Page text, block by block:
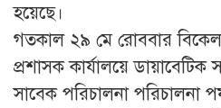
হয়েছে।
গতকাল ২৯ মে রোববার
প্রশাসক কার্যালয়ে
সাবেক পরিচালনা পরিচালনা